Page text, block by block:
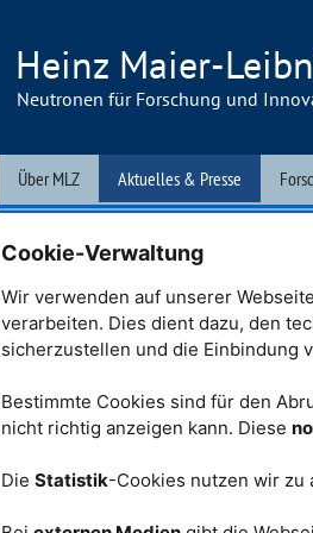
Heinz Maier-
Neutronen für Forschung und
Über MLZ
Aktuelles & Presse
Veranstaltungen
From Behind The
12.01.2018
Stadtrundgang in der
Eine Reihe neuer Projekte an der
Neutronenquelle Heinz Maier-Leibnitz (FRM
für Forschung und Anwendung der
Cookie-Verwaltung
Wir verwenden auf unserer
verarbeiten. Dies dient dazu, den
sicherzustellen und die Einbindung
Bestimmte Cookies sind für den
nicht richtig anzeigen kann. Diese
Die Statistik-Cookies nutzen wir zu